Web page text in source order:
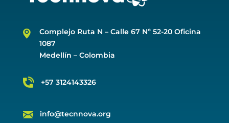
Complejo Ruta N – Calle 67 Nº 52-20 Oficina
1087
Medellín – Colombia
+57 3124143326
info@tecnnova.org